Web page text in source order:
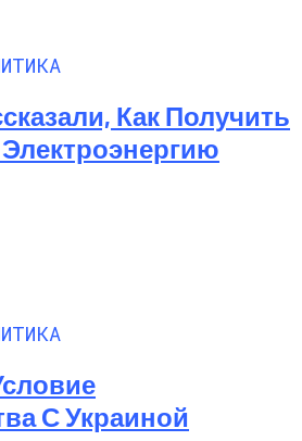
Как Получить
С Украиной